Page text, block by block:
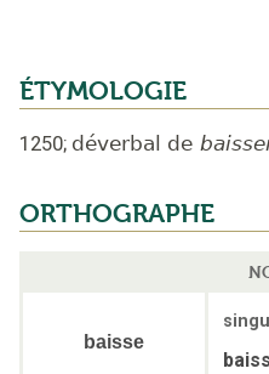
ÉTYMOLOGIE
1250; déverbal de
ORTHOGRAPHE
baisse